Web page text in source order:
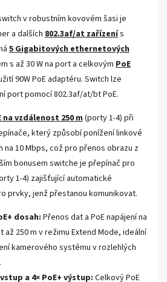
v robustním kovovém šasi je
a dalších 802.3af/at zařízenís
5 Gigabitových ethernetových
s až 30 W na port a celkovým PoE
90W PoE adaptéru. Switch lze
port pomocí 802.3af/at/bt PoE.
na vzdálenost 250 m(porty 1-4) při
který způsobí ponížení linkové
na 10 Mbps, což pro přenos obrazu z
bonusem switche je přepínač pro
1-4) zajišťující automatické
prvky, jenž přestanou komunikovat.
dosah: Přenos dat a PoE napájení na
až 250 m v režimu Extend Mode, ideální
kamerového systému v rozlehlých
vstup a 4× PoE+ výstup: Celkový PoE